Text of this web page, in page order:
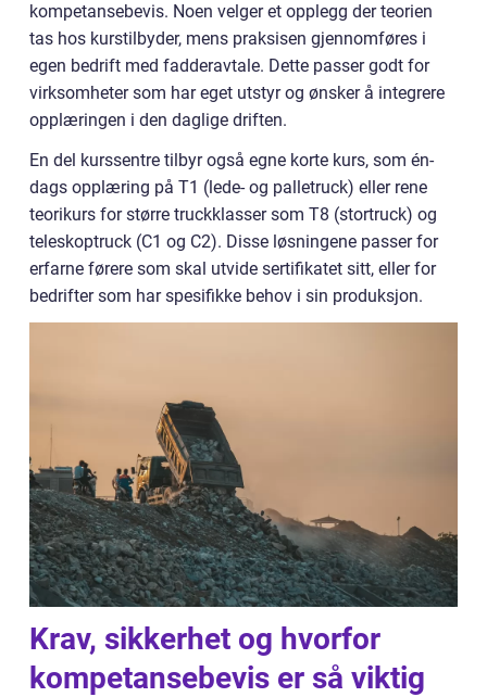
kompetansebevis. Noen velger et opplegg der teorien
tas hos kurstilbyder, mens praksisen gjennomføres i
egen bedrift med fadderavtale. Dette passer godt for
virksomheter som har eget utstyr og ønsker å integrere
opplæringen i den daglige driften.
En del kurssentre tilbyr også egne korte kurs, som én-
dags opplæring på T1 (lede- og palletruck) eller rene
teorikurs for større truckklasser som T8 (stortruck) og
teleskoptruck (C1 og C2). Disse løsningene passer for
erfarne førere som skal utvide sertifikatet sitt, eller for
bedrifter som har spesifikke behov i sin produksjon.
Krav, sikkerhet og hvorfor
kompetansebevis er så viktig